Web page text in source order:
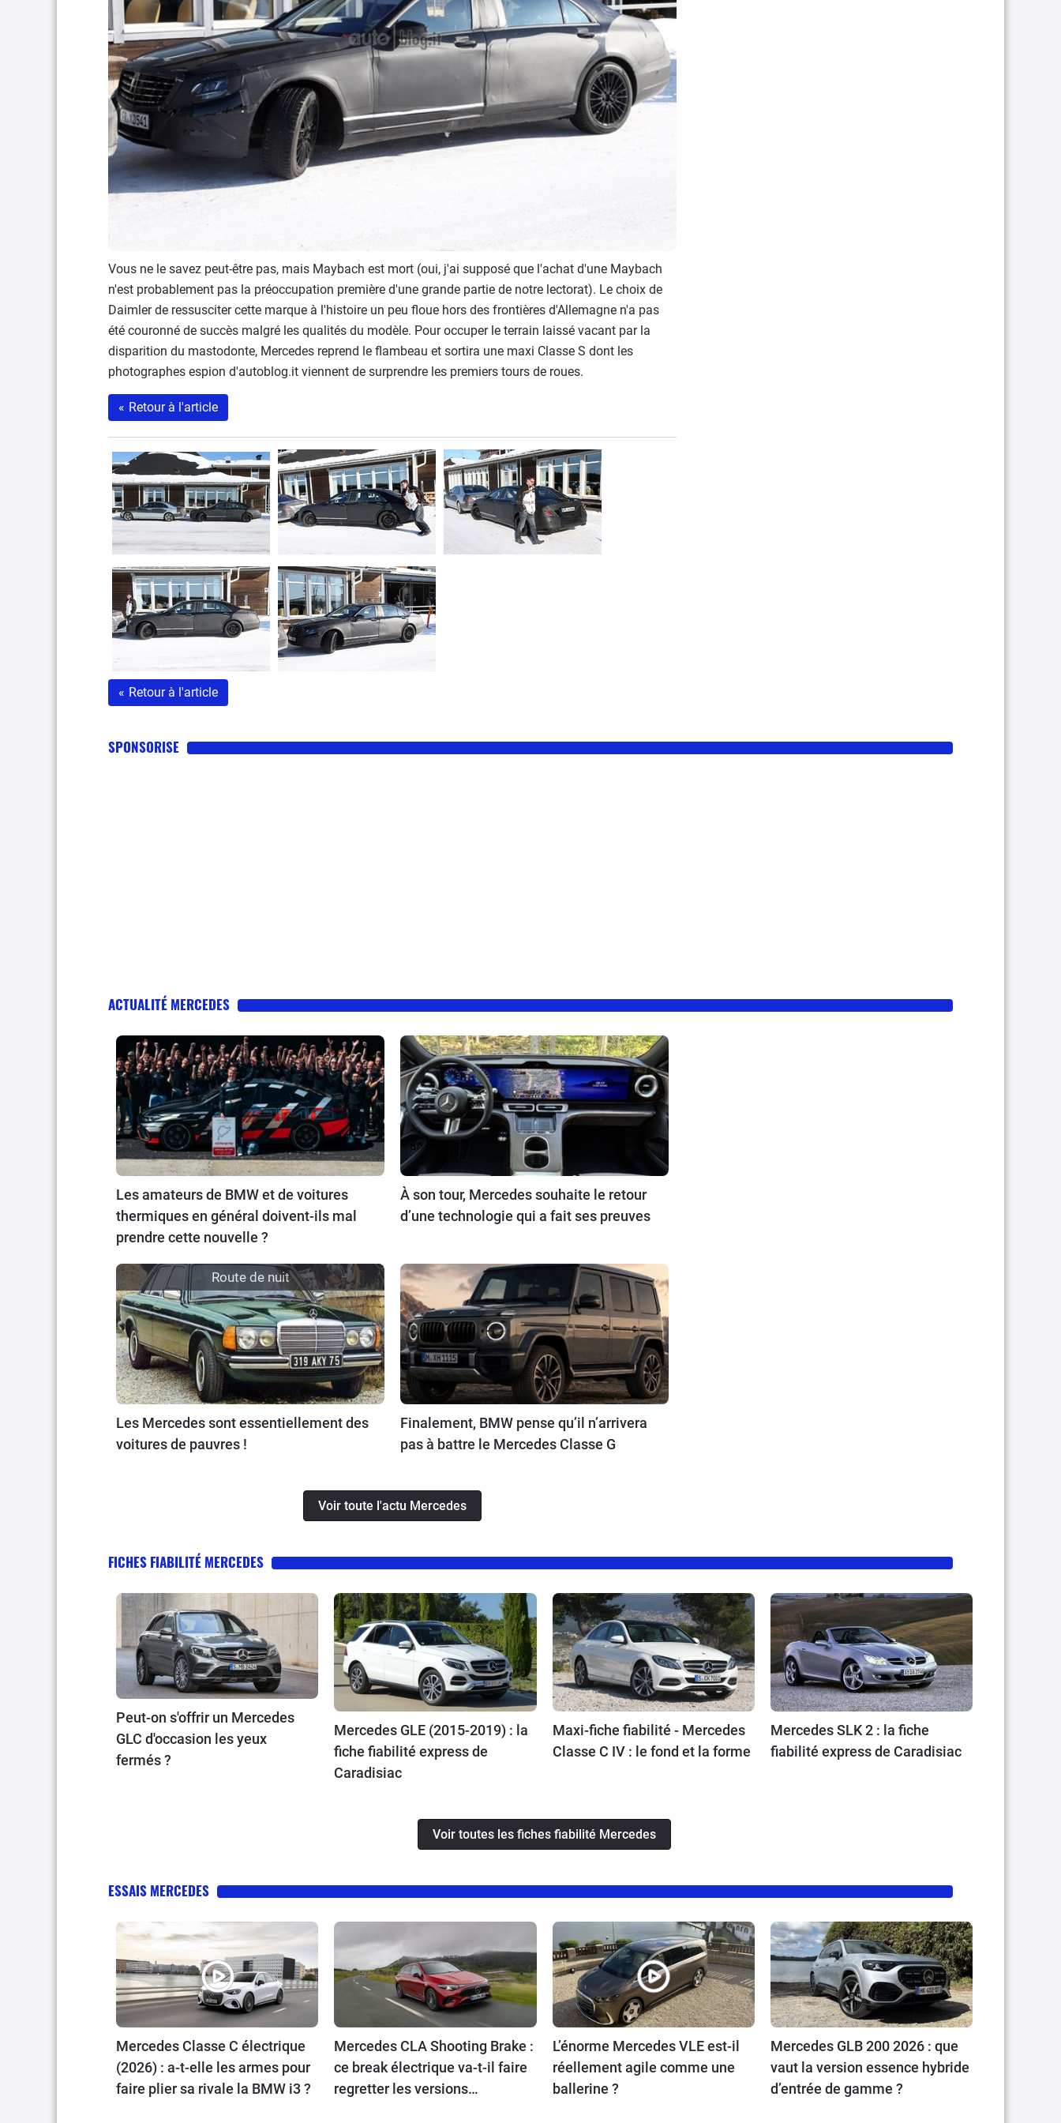
Vous ne le savez peut-être pas, mais Maybach est mort (oui, j'ai supposé que l'achat d'une Maybach
n'est probablement pas la préoccupation première d'une grande partie de notre lectorat). Le choix de
Daimler de ressusciter cette marque à l'histoire un peu floue hors des frontières d'Allemagne n'a pas
été couronné de succès malgré les qualités du modèle. Pour occuper le terrain laissé vacant par la
disparition du mastodonte, Mercedes reprend le flambeau et sortira une maxi Classe S dont les
photographes espion d'autoblog.it viennent de surprendre les premiers tours de roues.
« Retour à l'article
« Retour à l'article
SPONSORISE
ACTUALITÉ MERCEDES
Les amateurs de BMW et de voitures
thermiques en général doivent-ils mal
prendre cette nouvelle ?
À son tour, Mercedes souhaite le retour
d’une technologie qui a fait ses preuves
Route de nuit
Les Mercedes sont essentiellement des
voitures de pauvres !
Finalement, BMW pense qu’il n’arrivera
pas à battre le Mercedes Classe G
Voir toute l'actu Mercedes
FICHES FIABILITÉ MERCEDES
Peut-on s'offrir un Mercedes
GLC d'occasion les yeux
fermés ?
Mercedes GLE (2015-2019) : la
fiche fiabilité express de
Caradisiac
Maxi-fiche fiabilité - Mercedes
Classe C IV : le fond et la forme
Mercedes SLK 2 : la fiche
fiabilité express de Caradisiac
Voir toutes les fiches fiabilité Mercedes
ESSAIS MERCEDES
Mercedes Classe C électrique
(2026) : a-t-elle les armes pour
faire plier sa rivale la BMW i3 ?
Mercedes CLA Shooting Brake :
ce break électrique va-t-il faire
regretter les versions
L’énorme Mercedes VLE est-il
réellement agile comme une
ballerine ?
Mercedes GLB 200 2026 : que
vaut la version essence hybride
d’entrée de gamme ?